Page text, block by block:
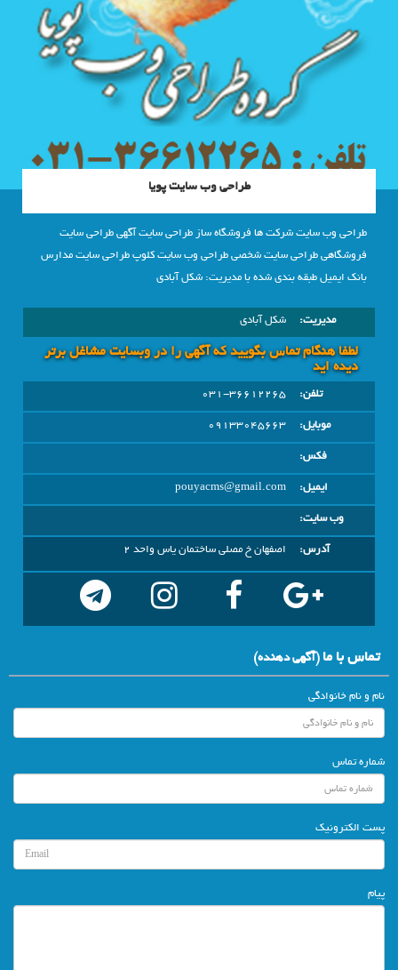
طراحی وب سایت پویا
طراحی وب سایت شرکت ها فروشگاه ساز طراحی سایت آگهی طراحی سایت
فروشگاهی طراحی سایت شخصی طراحی وب سایت کلوپ طراحی سایت مدارس
بانک ایمیل طبقه بندی شده با مدیریت: شکل آبادی
مدیریت: شکل آبادی
لطفا هنگام تماس بگویید که آگهی را در وبسايت مشاغل برتر
دیده اید
تلفن:
031-36612265
موبایل:
09133045663
فکس:
ایمیل:
pouyacms@gmail.com
وب سایت:
آدرس:
اصفهان خ مصلی ساختمان یاس واحد 2
تماس با ما(آگهي دهنده)
نام و نام خانوادگی
شماره تماس
پست الکترونیک
پیام